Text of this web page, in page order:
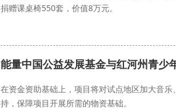
捐赠课桌椅550套，价值8万元。
能量中国公益发展基金与红河州青少
在资金资助基础上，项目将对试点地区加大音
持，保障项目开展所需的物资基础。